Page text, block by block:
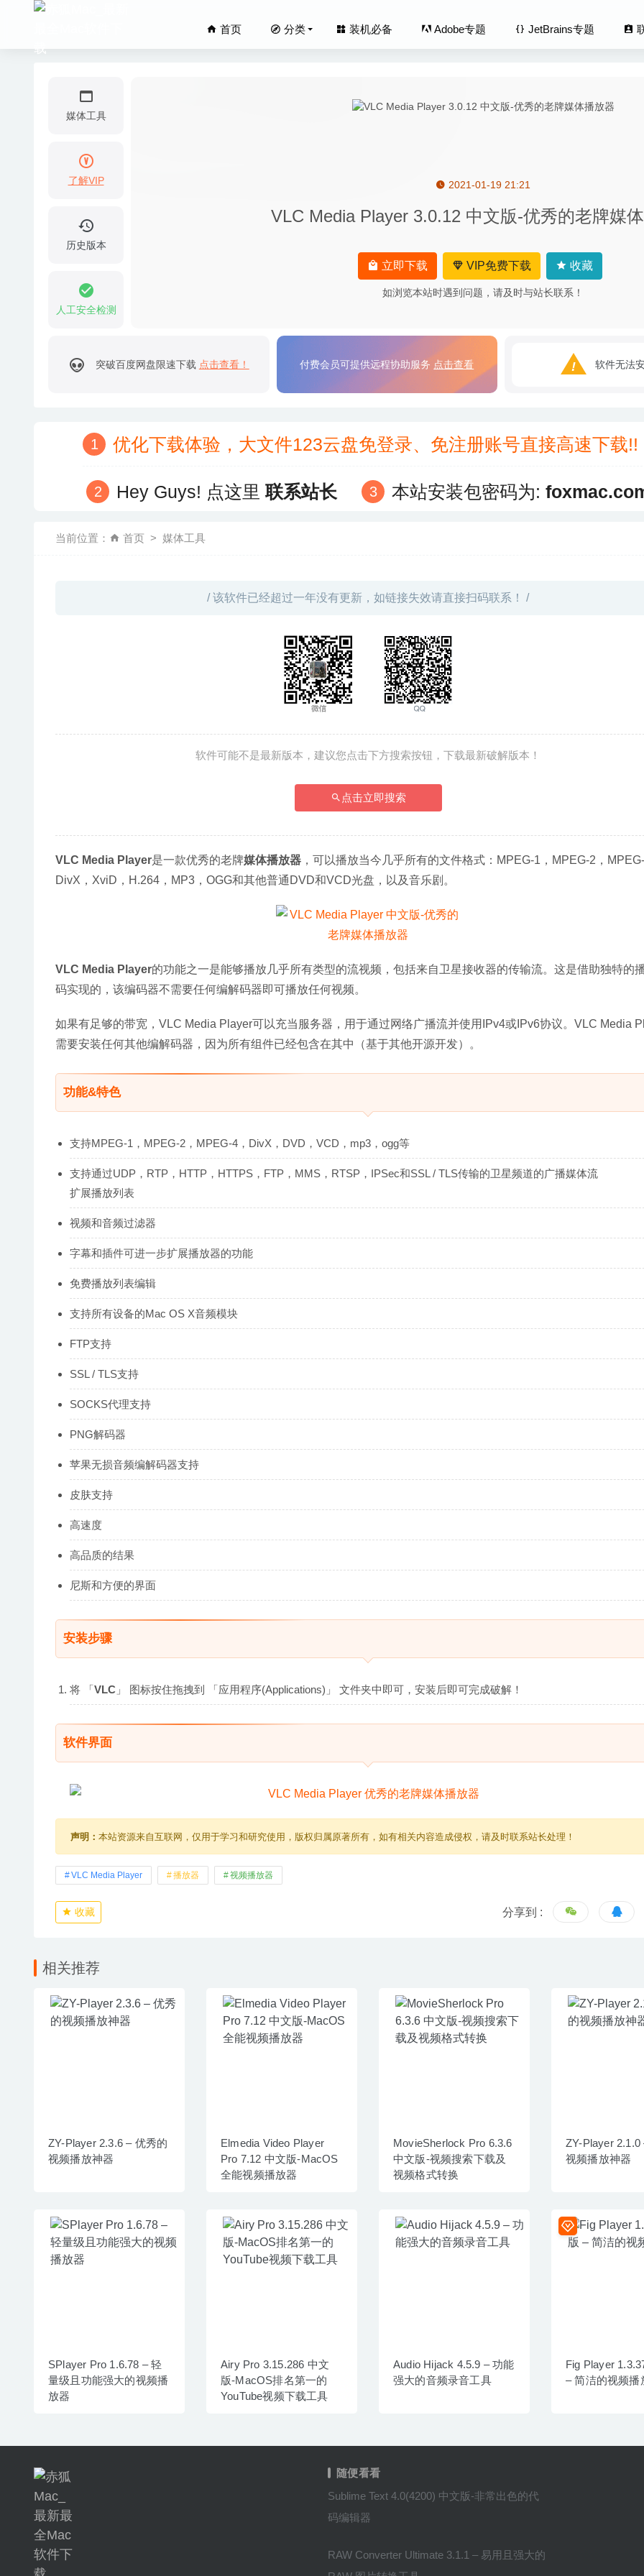
首页 分类 装机必备 Adobe专题 JetBrains专题
媒体工具
了解VIP
历史版本
人工安全检测
2021-01-19 21:21
VLC Media Player 3.0.12 中文版-优秀的老牌媒
立即下载 VIP免费下载 收藏
如浏览本站时遇到问题，请及时与站长联系！
突破百度网盘限速下载 点击查看！ 付费会员可提供远程协助服务 点击查看 软件无法
优化下载体验，大文件123云盘免登录、免注册账号直接高速下
Hey Guys! 点这里联系站长 本站安装包密码为:
当前位置： 首页 媒体工具
/ 该软件已经超过一年没有更新，如链接失效请直接扫码联系！ /
软件可能不是最新版本，建议您点击下方搜索按钮，下载最新破解版本！
点击立即搜索
VLC Media Player是一款优秀的老牌媒体播放器 ，可以播放当今几乎所有的文件格式：MPEG-1，MPEG-2，
DivX，XviD，H.264，MP3，OGG和其他普通DVD和VCD光盘，以及音乐剧。
VLC Media Player的功能之一是能够播放几乎所有类型的流视频，包括来自卫星接收器的传输流。这是借助独特的
码实现的，该编码器不需要任何编解码器即可播放任何视频。
如果有足够的带宽，VLC Media Player可以充当服务器，用于通过网络广播流并使用IPv4或IPv6协议。VLC Media
需要安装任何其他编解码器，因为所有组件已经包含在其中（基于其他开源开发）。
功能&特色
支持MPEG-1，MPEG-2，MPEG-4，DivX，DVD，VCD，mp3，ogg等
支持通过UDP，RTP，HTTP，HTTPS，FTP，MMS，RTSP，IPSec和SSL / TLS传输的卫星频道的广播媒体流
扩展播放列表
视频和音频过滤器
字幕和插件可进一步扩展播放器的功能
免费播放列表编辑
支持所有设备的Mac OS X音频模块
FTP支持
SSL / TLS支持
SOCKS代理支持
PNG解码器
苹果无损音频编解码器支持
皮肤支持
高速度
高品质的结果
尼斯和方便的界面
安装步骤
将 「VLC 」 图标按住拖拽到 「应用程序(Applications)」 文件夹中即可，安装后即可完成破解！
软件界面
声明： 本站资源来自互联网，仅用于学习和研究使用，版权归属原著所有，如有相关内容造成侵权，请及时联系站长处理！
VLC Media Player 播放器 视频播放器
收藏 分享到 :
相关推荐
ZY-Player 2.3.6 – 优秀的
视频播放神器
Elmedia Video Player
Pro 7.12 中文版-MacOS
全能视频播放器
MovieSherlock Pro 6.3.6
中文版-视频搜索下载及
视频格式转换
ZY-Player 2.1.0
视频播放神器
SPlayer Pro 1.6.78 – 轻
量级且功能强大的视频播
放器
Airy Pro 3.15.286 中文
版-MacOS排名第一的
YouTube视频下载工具
Audio Hijack 4.5.9 – 功能
强大的音频录音工具
Fig Player
– 简洁的视频播
随便看看
Sublime Text 4.0(4200) 中文版-非常出色的代
码编辑器
RAW Converter Ultimate 3.1.1 – 易用且强大的
FSNotes 4.1.3 中文版-轻量级笔记软件 2020-04-13
Darkroom 6.0.7 中文版 – 强大的照片和视频编辑器 2022-08-22
诺科norco 1.5.0 中文版-美国南部神秘世界冒险游戏 2025-02-28